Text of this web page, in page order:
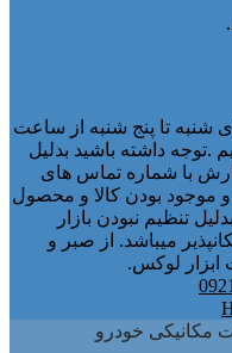
از روزهای شنبه تا پنج شنبه از ساعت
میباشیم .توجه داشته باشید بدلیل
با شماره تماس های
موجود بودن کالا و محصول
تنظیم نبودن بازار
7روز کاری امکانپذیر میباشد. از صبر و
ابزار لوکس.
مکانیکی خودرو